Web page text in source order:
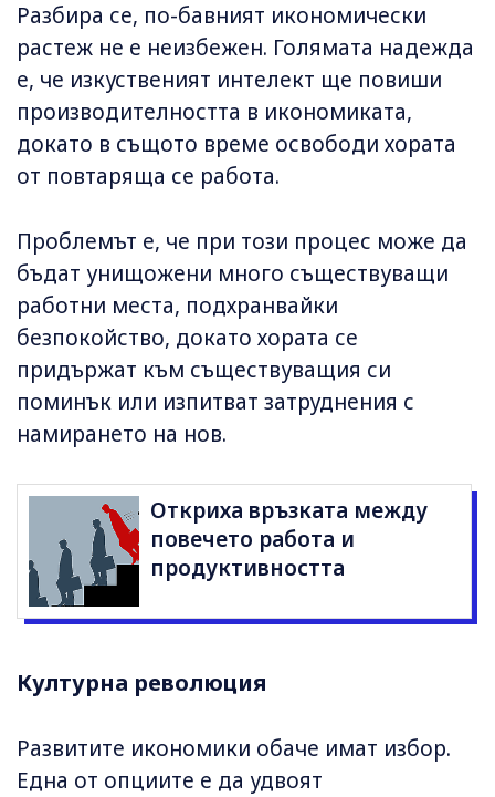
Разбира се, по-бавният икономически
растеж не е неизбежен. Голямата надежда
е, че изкуственият интелект ще повиши
производителността в икономиката,
докато в същото време освободи хората
от повтаряща се работа.
Проблемът е, че при този процес може да
бъдат унищожени много съществуващи
работни места, подхранвайки
безпокойство, докато хората се
придържат към съществуващия си
поминък или изпитват затруднения с
намирането на нов.
Откриха връзката между
повечето работа и
продуктивността
Културна революция
Развитите икономики обаче имат избор.
Една от опциите е да удвоят